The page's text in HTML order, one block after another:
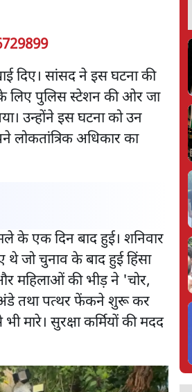
दिए। सांसद ने इस घटना की
लिए पुलिस स्टेशन की ओर जा
उन्होंने इस घटना को उन
लोकतांत्रिक अधिकार का
के एक दिन बाद हुई। शनिवार
जो चुनाव के बाद हुई हिंसा
महिलाओं की भीड़ ने 'चोर,
अंडे तथा पत्थर फेंकने शुरू कर
सुरक्षा कर्मियों की मदद